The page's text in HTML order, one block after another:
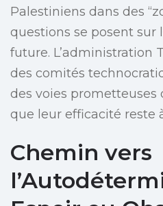
Palestiniens dans des
questions se posent sur
future. L’administration
des comités
des voies prometteuses
que leur efficacité reste
Chemin vers